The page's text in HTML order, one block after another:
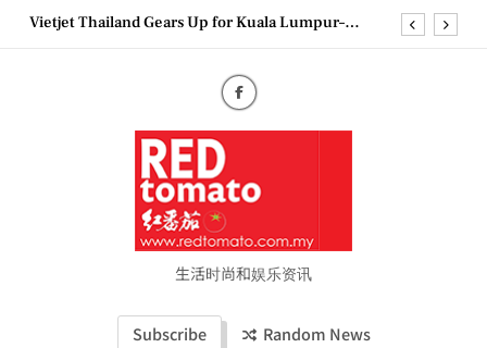
SkipBangkok Service Launch on9 October
Couture Fashion Week Malaysia 2026– Press
MBEW 2026 Unites Global Stakeholders to Shape
the Future of Business Events
Vietjet Thailand Gears Up for Kuala Lumpur–
Bangkok Service Launch on9 October
Epson reinvents affordable printing with next-
generation EcoTank Series
Couture Fashion Week Malaysia 2026– Press
生活时尚和娱乐资讯
Subscribe Random News